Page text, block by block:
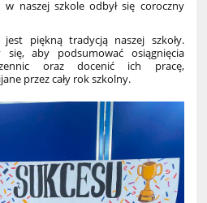
w naszej szkole odbył się coroczny
piękną tradycją naszej szkoły.
aby podsumować osiągnięcia
oraz docenić ich pracę,
przez cały rok szkolny.